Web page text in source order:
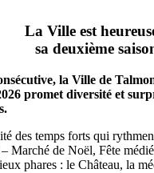
La Ville est
sadeuxième
la Ville de
promet diversité et
des temps forts qui
Marché de Noël, Fête
phares : le Château, la